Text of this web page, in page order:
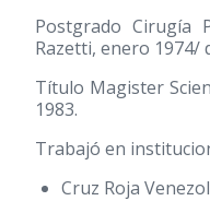
Postgrado Cirugía
Razetti, enero 1974/
Título Magister
1983.
Trabajó en
Cruz Roja